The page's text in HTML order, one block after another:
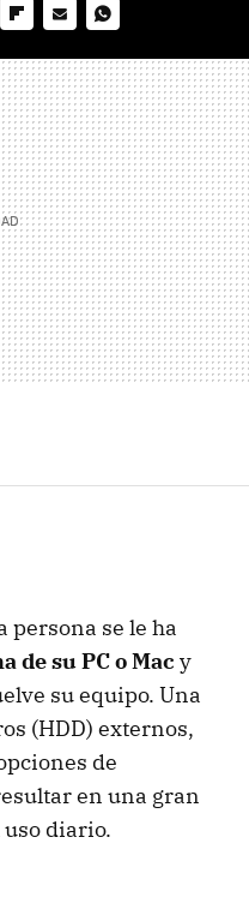
MAIL
persona se le ha
de su PC o Mac y
su equipo. Una
(HDD) externos,
de
en una gran
diario.